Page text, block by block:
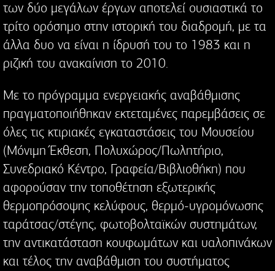
των δύο μεγάλων έργων αποτελεί ουσιαστικά το
τρίτο ορόσημο στην ιστορική του διαδρομή, με τα
άλλα δυο να είναι η ίδρυσή του το 1983 και η
ριζική του ανακαίνιση το 2010.
Με το πρόγραμμα ενεργειακής αναβάθμισης
πραγματοποιήθηκαν εκτεταμένες παρεμβάσεις σε
όλες τις κτιριακές εγκαταστάσεις του Μουσείου
(Μόνιμη Έκθεση, Πολυχώρος/Πωλητήριο,
Συνεδριακό Κέντρο, Γραφεία/Βιβλιοθήκη) που
αφορούσαν την τοποθέτηση εξωτερικής
θερμοπρόσοψης κελύφους, θερμό-υγρομόνωσης
ταράτσας/στέγης, φωτοβολταϊκών συστημάτων,
την αντικατάσταση κουφωμάτων και υαλοπινάκων
και τέλος την αναβάθμιση του συστήματος